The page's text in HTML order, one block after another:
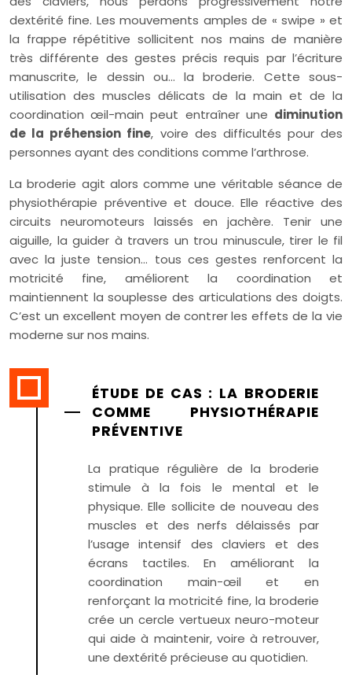
dextérité fine. Les mouvements amples de « swipe » et
la frappe répétitive sollicitent nos mains de manière
très différente des gestes précis requis par l’écriture
manuscrite, le dessin ou… la broderie. Cette sous-
utilisation des muscles délicats de la main et de la
coordination œil-main peut entraîner une diminution
de la préhension fine, voire des difficultés pour des
personnes ayant des conditions comme l’arthrose.
La broderie agit alors comme une véritable séance de
physiothérapie préventive et douce. Elle réactive des
circuits neuromoteurs laissés en jachère. Tenir une
aiguille, la guider à travers un trou minuscule, tirer le fil
avec la juste tension… tous ces gestes renforcent la
motricité fine, améliorent la coordination et
maintiennent la souplesse des articulations des doigts.
C’est un excellent moyen de contrer les effets de la vie
moderne sur nos mains.
ÉTUDE DE CAS : LA BRODERIE
COMME PHYSIOTHÉRAPIE
PRÉVENTIVE
La pratique régulière de la broderie
stimule à la fois le mental et le
physique. Elle sollicite de nouveau des
muscles et des nerfs délaissés par
l’usage intensif des claviers et des
écrans tactiles. En améliorant la
coordination main-œil et en
renforçant la motricité fine, la broderie
crée un cercle vertueux neuro-moteur
qui aide à maintenir, voire à retrouver,
une dextérité précieuse au quotidien.